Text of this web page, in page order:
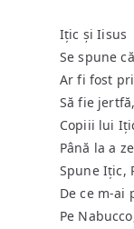
Ițic și Iisus
Se spune
Ar fi fost
Să fie jertfă,
Copiii lui
Până la a
Spune Ițic,
De ce m-ai
Pe